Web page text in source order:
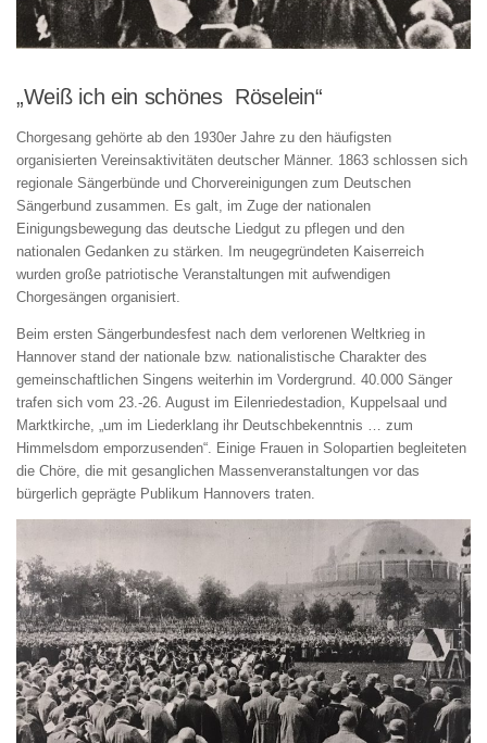
„Weiß ich ein schönes Röselein“
Chorgesang gehörte ab den 1930er Jahre zu den häufigsten
organisierten Vereinsaktivitäten deutscher Männer. 1863 schlossen sich
regionale Sängerbünde und Chorvereinigungen zum Deutschen
Sängerbund zusammen. Es galt, im Zuge der nationalen
Einigungsbewegung das deutsche Liedgut zu pflegen und den
nationalen Gedanken zu stärken. Im neugegründeten Kaiserreich
wurden große patriotische Veranstaltungen mit aufwendigen
Chorgesängen organisiert.
Beim ersten Sängerbundesfest nach dem verlorenen Weltkrieg in
Hannover stand der nationale bzw. nationalistische Charakter des
gemeinschaftlichen Singens weiterhin im Vordergrund. 40.000 Sänger
trafen sich vom 23.-26. August im Eilenriedestadion, Kuppelsaal und
Marktkirche, „um im Liederklang ihr Deutschbekenntnis … zum
Himmelsdom emporzusenden“. Einige Frauen in Solopartien begleiteten
die Chöre, die mit gesanglichen Massenveranstaltungen vor das
bürgerlich geprägte Publikum Hannovers traten.